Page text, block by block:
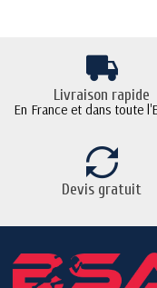
Livraison rapide
En France et dans toute
Devis gratuit